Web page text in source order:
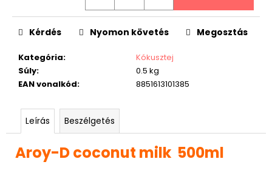
Kategória:
Kókusztej
Súly:
0.5 kg
EAN vonalkód: 8851613101385
Kérdés Nyomon követés Megosztás
Leírás Beszélgetés
Aroy-D coconut milk 500ml